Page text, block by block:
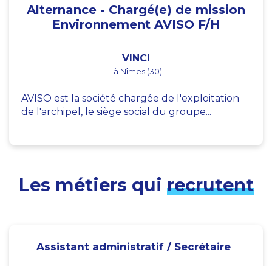
Alternance - Chargé(e) de mission
Environnement AVISO F/H
VINCI
à Nîmes (30)
AVISO est la société chargée de l'exploitation
de l'archipel, le siège social du groupe...
Les métiers qui recrutent
Assistant administratif / Secrétaire